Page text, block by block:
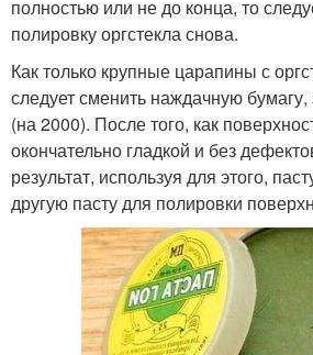
полностью или не до конца, то
полировку оргстекла снова.
Как только крупные царапины с
следует сменить наждачную
(на 2000). После того, как
окончательно гладкой и без
результат, используя для этого,
другую пасту для полировки